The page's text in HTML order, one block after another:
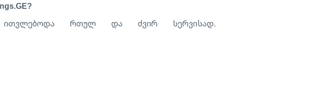
ითვლებოდა რთულ და ძვირ სერვისად.